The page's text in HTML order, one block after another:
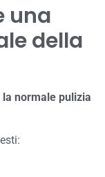
una
della
la normale pulizia